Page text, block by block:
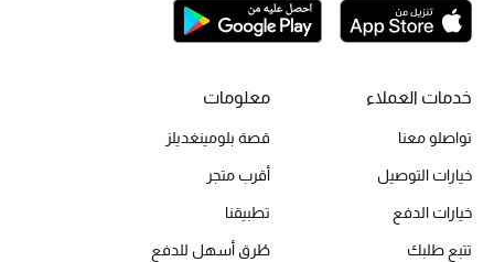
الموسم الجديد
دليل ملتزمات الحقائب
خدمات العملاء
تواصلو معنا
خيارات التوصيل
خيارات الدفع
تتبع طلبك
معلومات
قصة بلومينغديلز
أقرب متجر
تطبيقنا
طُرق أسهل للدفع